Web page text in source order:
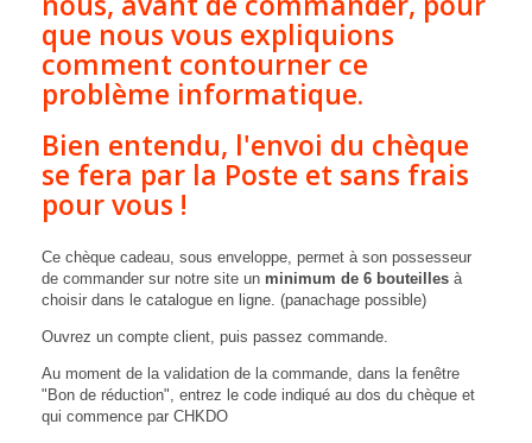
que nous vous expliquions
comment contourner ce
problème informatique.
Bien entendu, l'envoi du chèque
se fera par la Poste et sans frais
pour vous !
Ce chèque cadeau, sous enveloppe, permet à son possesseur
de commander sur notre site un minimum de 6 bouteilles à
choisir dans le catalogue en ligne. (panachage possible)
Ouvrez un compte client, puis passez commande.
Au moment de la validation de la commande, dans la fenêtre
"Bon de réduction", entrez le code indiqué au dos du chèque et
qui commence par CHKDO